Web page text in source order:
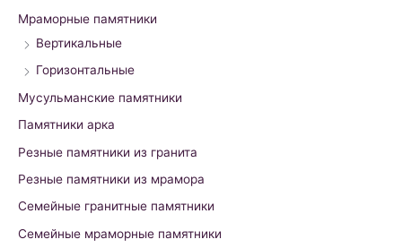
Мраморные памятники
Вертикальные
Горизонтальные
Мусульманские памятники
Памятники арка
Резные памятники из гранита
Резные памятники из мрамора
Семейные гранитные памятники
Семейные мраморные памятники